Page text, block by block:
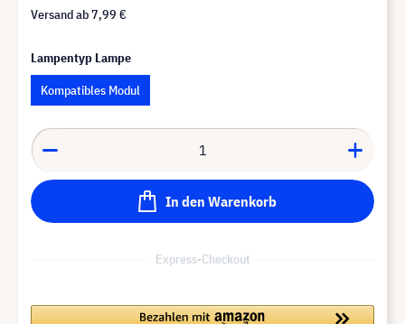
Versand ab7,99 €
Lampentyp Lampe
Kompatibles Modul
In den Warenkorb
Express-Checkout